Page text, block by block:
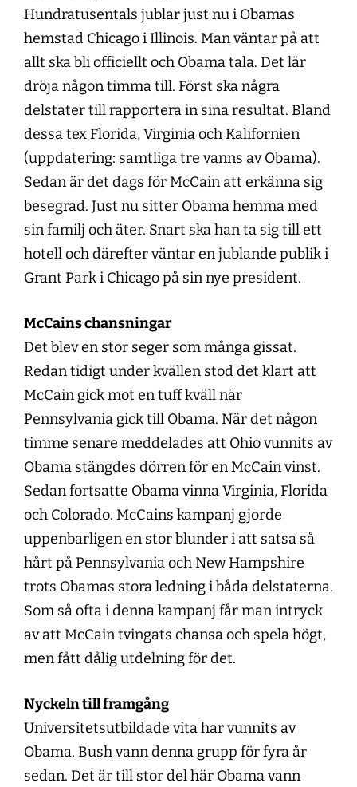
Hundratusentals jublar just nu i Obamas
hemstad Chicago i Illinois. Man väntar på att
allt ska bli officiellt och Obama tala. Det lär
dröja någon timma till. Först ska några
delstater till rapportera in sina resultat. Bland
dessa tex Florida, Virginia och Kalifornien
(uppdatering: samtliga tre vanns av Obama).
Sedan är det dags för McCain att erkänna sig
besegrad. Just nu sitter Obama hemma med
sin familj och äter. Snart ska han ta sig till ett
hotell och därefter väntar en jublande publik i
Grant Park i Chicago på sin nye president.
McCains chansningar
Det blev en stor seger som många gissat.
Redan tidigt under kvällen stod det klart att
McCain gick mot en tuff kväll när
Pennsylvania gick till Obama. När det någon
timme senare meddelades att Ohio vunnits av
Obama stängdes dörren för en McCain vinst.
Sedan fortsatte Obama vinna Virginia, Florida
och Colorado. McCains kampanj gjorde
uppenbarligen en stor blunder i att satsa så
hårt på Pennsylvania och New Hampshire
trots Obamas stora ledning i båda delstaterna.
Som så ofta i denna kampanj får man intryck
av att McCain tvingats chansa och spela högt,
men fått dålig utdelning för det.
Nyckeln till framgång
Universitetsutbildade vita har vunnits av
Obama. Bush vann denna grupp för fyra år
sedan. Det är till stor del här Obama vann